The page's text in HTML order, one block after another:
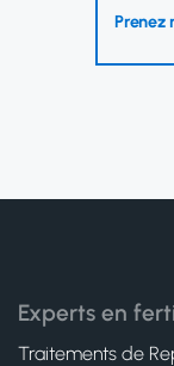
Prenez
Experts en
Traitements de